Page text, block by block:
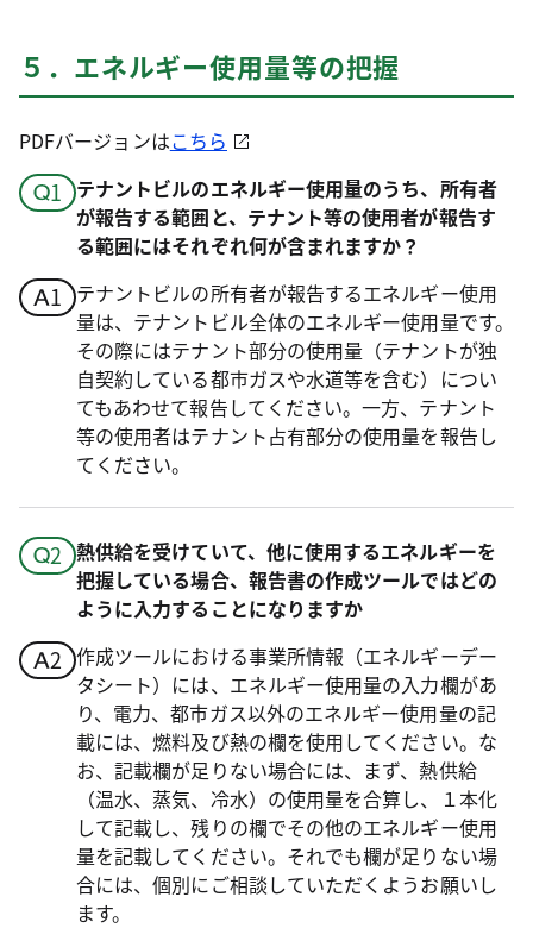
５．エネルギー使用量等の把握
PDFバージョンはこちら
テナントビルのエネルギー使用量のうち、所有者
が報告する範囲と、テナント等の使用者が報告す
る範囲にはそれぞれ何が含まれますか？
テナントビルの所有者が報告するエネルギー使用
量は、テナントビル全体のエネルギー使用量です。
その際にはテナント部分の使用量（テナントが独
自契約している都市ガスや水道等を含む）につい
てもあわせて報告してください。一方、テナント
等の使用者はテナント占有部分の使用量を報告し
てください。
熱供給を受けていて、他に使用するエネルギーを
把握している場合、報告書の作成ツールではどの
ように入力することになりますか
作成ツールにおける事業所情報（エネルギーデー
タシート）には、エネルギー使用量の入力欄があ
り、電力、都市ガス以外のエネルギー使用量の記
載には、燃料及び熱の欄を使用してください。な
お、記載欄が足りない場合には、まず、熱供給
（温水、蒸気、冷水）の使用量を合算し、１本化
して記載し、残りの欄でその他のエネルギー使用
量を記載してください。それでも欄が足りない場
合には、個別にご相談していただくようお願いし
ます。